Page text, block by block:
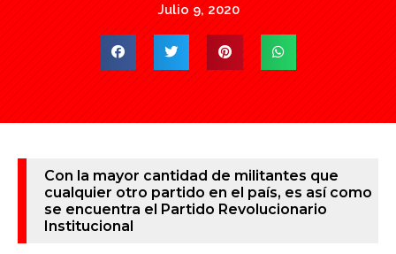
Julio 9, 2020
Con la mayor cantidad de militantes que
cualquier otro partido en el país, es así como
se encuentra el Partido Revolucionario
Institucional